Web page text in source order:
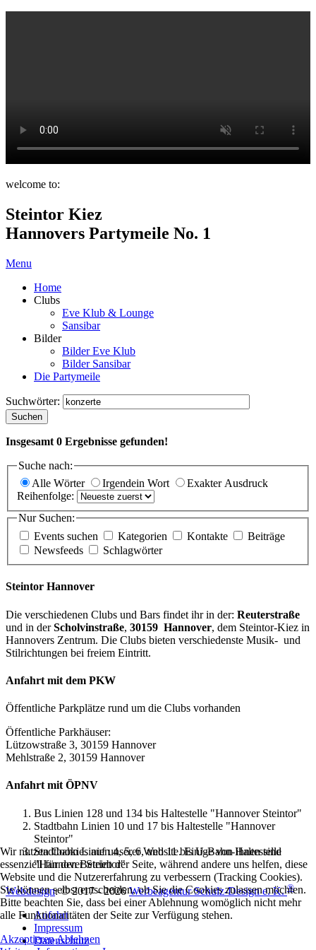
welcome to:
Steintor Kiez
Hannovers Partymeile No. 1
Menu
Home
Clubs
Eve Klub & Lounge
Sansibar
Bilder
Bilder Eve Klub
Bilder Sansibar
Die Partymeile
Suchwörter:
Suchen
Insgesamt 0 Ergebnisse gefunden!
Suche nach:
Alle Wörter
Irgendein Wort
Exakter Ausdruck
Reihenfolge:
Nur Suchen:
Events suchen
Kategorien Kontakte
Beiträge
Newsfeeds
Schlagwörter
Steintor Hannover
Die verschiedenen Clubs und Bars findet ihr in der: Reuterstraße
und in derScholvinstraße, 30159 Hannover, dem Steintor-Kiez in
Hannovers Zentrum. Die Clubs bieten verschiedenste Musik- und
Stilrichtungen bei freiem Eintritt.
Anfahrt mit dem PKW
Öffentliche Parkplätze rund um die Clubs vorhanden
Öffentliche Parkhäuser:
Lützowstraße 3, 30159 Hannover
Mehlstraße 2, 30159 Hannover
Anfahrt mit ÖPNV
Bus Linien 128 und 134 bis Haltestelle "Hannover Steintor"
Stadtbahn Linien 10 und 17 bis Haltestelle "Hannover
Steintor"
Stadtbahn Linien 4, 5, 6, und 11 bis U-Bahn-Haltestelle
"Hannover Steintor"
Webdesign: © 2017 - 2026Werbeagentur Schulz-Design e. K.®
Anfahrt
Impressum
Datenschutz
Wir nutzen Cookies auf unserer Website. Einige von ihnen sind
essenziell für den Betrieb der Seite, während andere uns helfen, diese
Website und die Nutzererfahrung zu verbessern (Tracking Cookies).
Sie können selbst entscheiden, ob Sie die Cookies zulassen möchten.
Bitte beachten Sie, dass bei einer Ablehnung womöglich nicht mehr
alle Funktionalitäten der Seite zur Verfügung stehen.
AkzeptierenAblehnen